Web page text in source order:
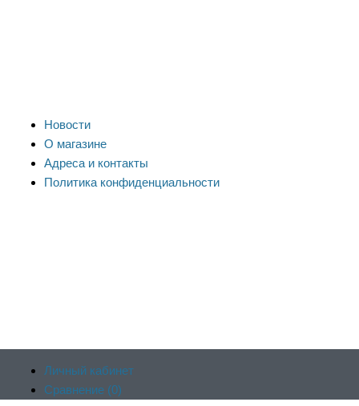
Новости
О магазине
Адреса и контакты
Политика конфиденциальности
Личный кабинет
Сравнение (0)